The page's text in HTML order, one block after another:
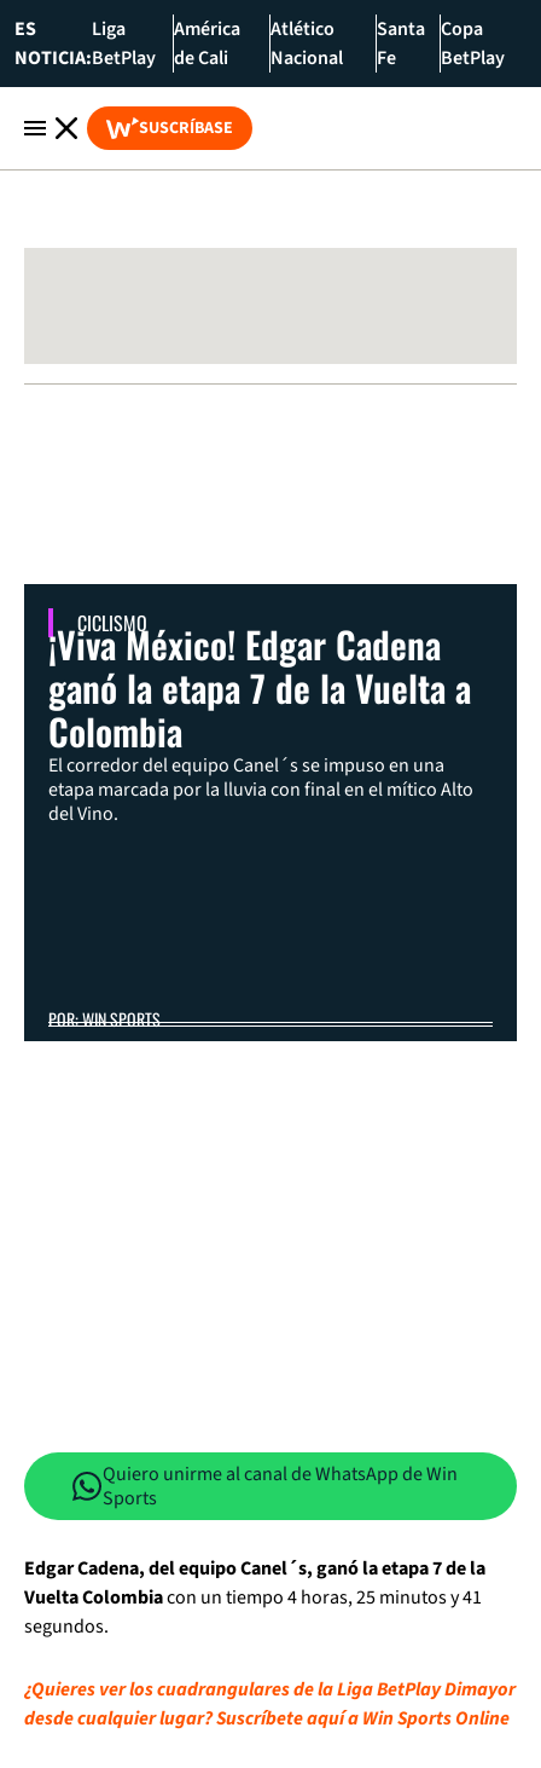
ES
NOTICIA:
Liga
BetPlay
América
de Cali
Atlético
Nacional
Santa
Fe
Copa
BetPlay
SUSCRÍBASE
CICLISMO
¡Viva México! Edgar Cadena
ganó la etapa 7 de la Vuelta a
Colombia
El corredor del equipo Canel´s se impuso en una
etapa marcada por la lluvia con final en el mítico Alto
del Vino.
POR: WIN SPORTS
Quiero unirme al canal de WhatsApp de Win
Sports
Edgar Cadena, del equipo Canel´s, ganó la etapa 7 de la
Vuelta Colombiacon un tiempo 4 horas, 25 minutos y 41
segundos.
¿Quieres ver los cuadrangulares de la Liga BetPlay Dimayor
desde cualquier lugar? Suscríbete aquí a Win Sports Online